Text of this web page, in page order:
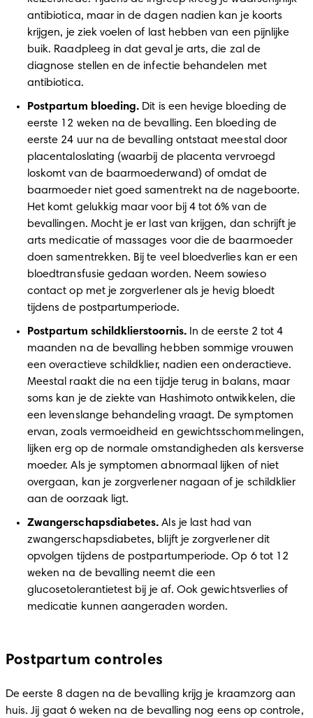
antibiotica, maar in de dagen nadien kan je koorts
krijgen, je ziek voelen of last hebben van een pijnlijke
buik. Raadpleeg in dat geval je arts, die zal de
diagnose stellen en de infectie behandelen met
antibiotica.
Postpartum bloeding. Dit is een hevige bloeding de
eerste 12 weken na de bevalling. Een bloeding de
eerste 24 uur na de bevalling ontstaat meestal door
placentaloslating (waarbij de placenta vervroegd
loskomt van de baarmoederwand) of omdat de
baarmoeder niet goed samentrekt na de nageboorte.
Het komt gelukkig maar voor bij 4 tot 6% van de
bevallingen. Mocht je er last van krijgen, dan schrijft je
arts medicatie of massages voor die de baarmoeder
doen samentrekken. Bij te veel bloedverlies kan er een
bloedtransfusie gedaan worden. Neem sowieso
contact op met je zorgverlener als je hevig bloedt
tijdens de postpartumperiode.
Postpartum schildklierstoornis. In de eerste 2 tot 4
maanden na de bevalling hebben sommige vrouwen
een overactieve schildklier, nadien een onderactieve.
Meestal raakt die na een tijdje terug in balans, maar
soms kan je de ziekte van Hashimoto ontwikkelen, die
een levenslange behandeling vraagt. De symptomen
ervan, zoals vermoeidheid en gewichtsschommelingen,
lijken erg op de normale omstandigheden als kersverse
moeder. Als je symptomen abnormaal lijken of niet
overgaan, kan je zorgverlener nagaan of je schildklier
aan de oorzaak ligt.
Zwangerschapsdiabetes. Als je last had van
zwangerschapsdiabetes, blijft je zorgverlener dit
opvolgen tijdens de postpartumperiode. Op 6 tot 12
weken na de bevalling neemt die een
glucosetolerantietest bij je af. Ook gewichtsverlies of
medicatie kunnen aangeraden worden.
Postpartum controles
De eerste 8 dagen na de bevalling krijg je kraamzorg aan
huis. Jij gaat 6 weken na de bevalling nog eens op controle,